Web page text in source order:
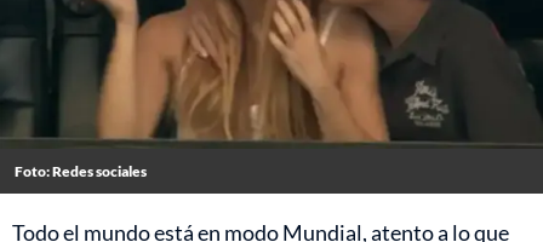
Foto: Redes sociales
Todo el mundo está en modo Mundial, atento a lo que